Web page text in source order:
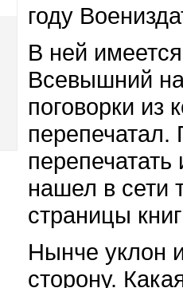
году
В ней
Всевышний
поговорки из
нашел в сети
страницы
Нынче уклон
сторону.